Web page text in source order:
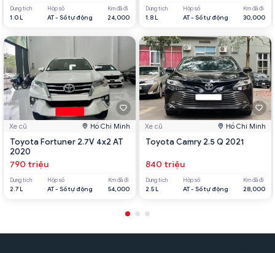
Dung tích
1.0 L
Hộp số
AT - Số tự động
Km đã đi
24,000
Xe cũ Hồ Chí Minh
Toyota Fortuner 2.7V 4x2 AT
2020
790 triệu
Dung tích
2.7 L
Hộp số
AT - Số tự động
Km đã đi
54,000
Dung tích
1.8 L
Hộp số
AT - Số tự động
Km đã đi
30,000
Xe cũ Hồ Chí Minh
Toyota Camry 2.5 Q 2021
840 triệu
Dung tích
2.5 L
Hộp số
AT - Số tự động
Km đã đi
28,000